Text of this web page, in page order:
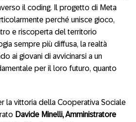
il coding. Il progetto di Meta
perché unisce gioco,
e riscoperta del territorio
sempre più diffusa, la realtà
ai giovani di avvicinarsi a un
per il loro futuro, quanto
la vittoria della Cooperativa Sociale
Davide Minelli, Amministratore